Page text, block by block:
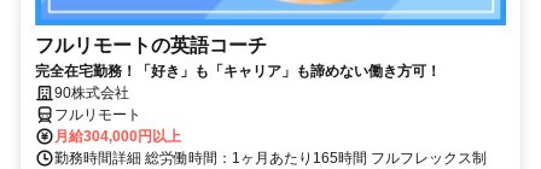
フルリモートの英語コーチ
完全在宅勤務！「好き」も「キャリア」も諦めない働き方可！
90株式会社
フルリモート
月給304,000円以上
勤務時間詳細 総労働時間：1ヶ月あたり165時間 フルフレックス制